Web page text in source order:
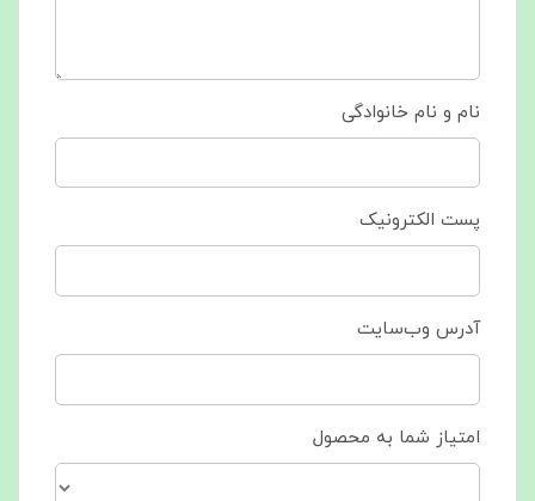
نام و نام خانوادگی
پست الکترونیک
آدرس وب‌سایت
امتیاز شما به محصول